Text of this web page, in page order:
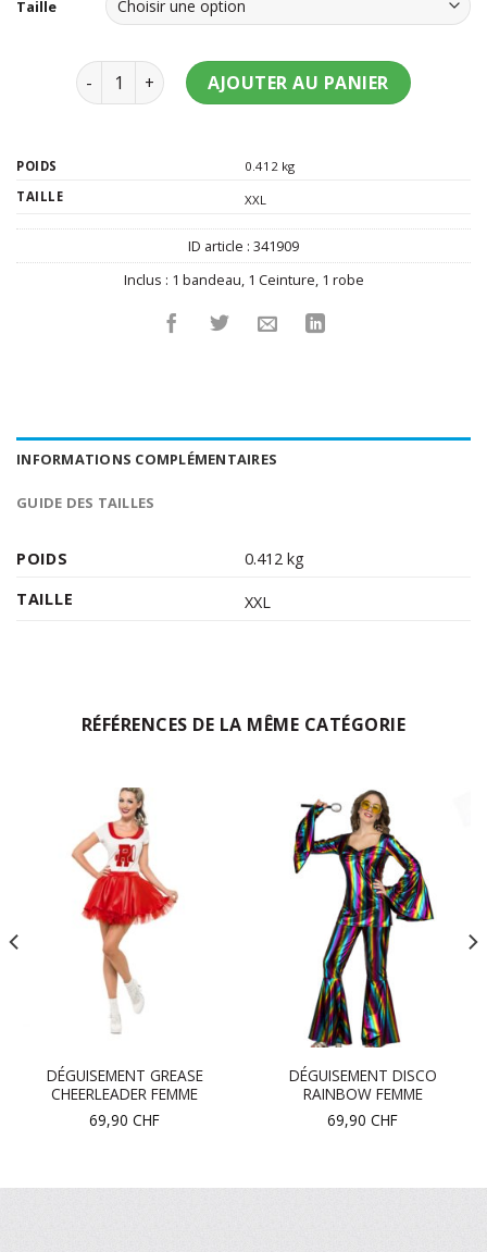
Taille
quantité de Déguisement indienne asymétrique
AJOUTER AU PANIER
POIDS
0.412 kg
TAILLE
XXL
ID article : 341909
Inclus : 1 bandeau, 1 Ceinture, 1 robe
INFORMATIONS COMPLÉMENTAIRES
GUIDE DES TAILLES
POIDS
0.412 kg
TAILLE
XXL
RÉFÉRENCES DE LA MÊME CATÉGORIE
DÉGUISEMENT GREASE
CHEERLEADER FEMME
69,90 CHF
DÉGUISEMENT DISCO
RAINBOW FEMME
69,90 CHF